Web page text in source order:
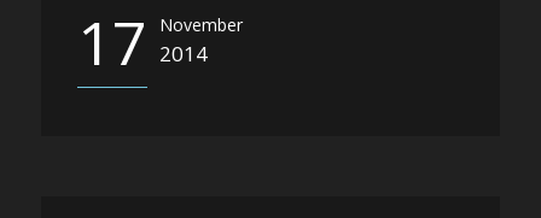
17 November
2014